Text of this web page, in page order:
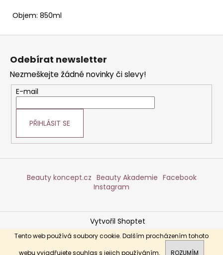
Tento web používá soubory cookie. Dalším procházením tohoto
webu vyjadřujete souhlas s jejich používáním.
ROZUMÍM
Objem: 850ml
Z
Odebírat newsletter
Nezmeškejte žádné novinky či slevy!
E-mail
PŘIHLÁSIT SE
Beauty koncept.cz Beauty Akademie Facebook
Instagram
Vytvořil Shoptet
Copyright 2026DERMABEAUTY. Všechna práva